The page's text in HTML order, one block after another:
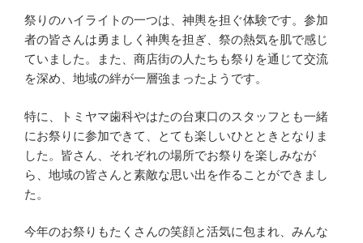
祭りのハイライトの一つは、神輿を担ぐ体験です。参加
者の皆さんは勇ましく神輿を担ぎ、祭の熱気を肌で感じ
ていました。また、商店街の人たちも祭りを通じて交流
を深め、地域の絆が一層強まったようです。
特に、トミヤマ歯科やはたの台東口のスタッフとも一緒
にお祭りに参加できて、とても楽しいひとときとなりま
した。皆さん、それぞれの場所でお祭りを楽しみなが
ら、地域の皆さんと素敵な思い出を作ることができまし
た。
今年のお祭りもたくさんの笑顔と活気に包まれ、みんな